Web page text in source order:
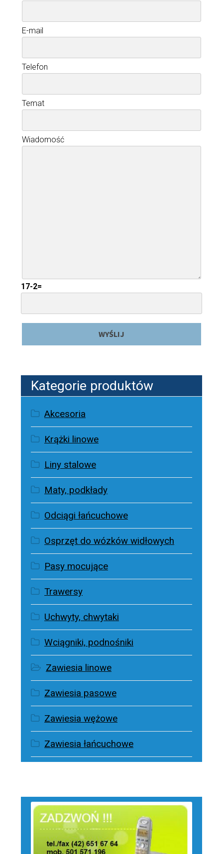
E-mail
Telefon
Temat
Wiadomość
17-2=
Kategorie produktów
Akcesoria
Krążki linowe
Liny stalowe
Maty, podkłady
Odciągi łańcuchowe
Osprzęt do wózków widłowych
Pasy mocujące
Trawersy
Uchwyty, chwytaki
Wciągniki, podnośniki
Zawiesia linowe
Zawiesia pasowe
Zawiesia wężowe
Zawiesia łańcuchowe